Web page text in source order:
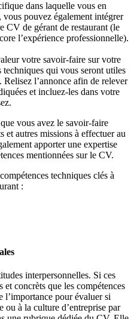
dans laquelle vous en
pouvez également intégrer
CV de gérant de restaurant (le
l’expérience professionnelle).
votre savoir-faire sur votre
qui vous seront utiles
Relisez l’annonce afin de relever
et incluez-les dans votre
vous avez le savoir-faire
et autres missions à effectuer au
apporter une expertise
mentionnées sur le CV.
techniques clés à
:
interpersonnelles. Si ces
et concrèts que les compétences
l’importance pour évaluer si
ou à la culture d’entreprise par